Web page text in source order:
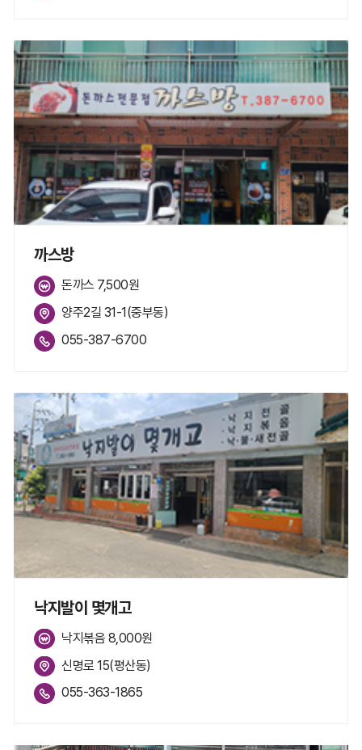
까스방
돈까스 7,500원
양주2길 31-1(중부동)
055-387-6700
낙지발이 몇개고
낙지볶음 8,000원
신명로 15(평산동)
055-363-1865